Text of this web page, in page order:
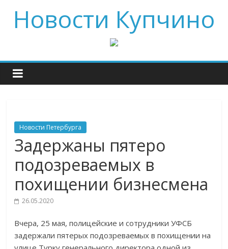
Новости Купчино
Новости Петербурга
Задержаны пятеро
подозреваемых в
похищении бизнесмена
26.05.2020
Вчера, 25 мая, полицейские и сотрудники УФСБ
задержали пятерых подозреваемых в похищении на